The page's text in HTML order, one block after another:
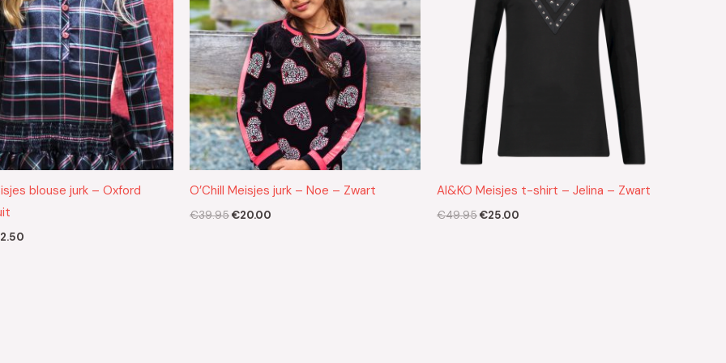
blouse jurk – Oxford
O’Chill Meisjes jurk – Noe – Zwart
€39.95€20.00
AI&KO Meisjes t-shirt – Jelina – Zwart
€49.95€25.00